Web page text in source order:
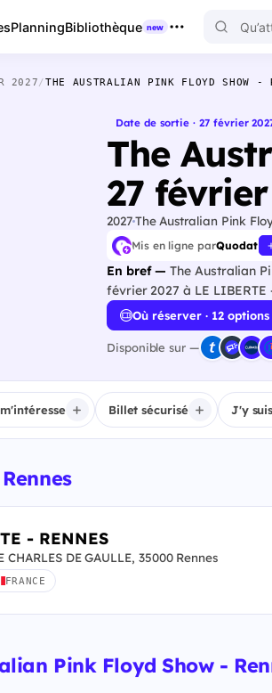
PlanningBibliothèque new
2027/THE AUSTRALIAN PINK FLOYD SHOW
Date de sortie · 27 février
The
27
2027The Australian Pink
Mis en ligne parQuodat
En bref — The Australian
février 2027 à LE LIBERTE
Où réserver · 12 options
Disponible sur —
Billet sécurisé J'y
- RENNES
CHARLES DE GAULLE, 35000 Rennes
FRANCE
Pink Floyd Show -